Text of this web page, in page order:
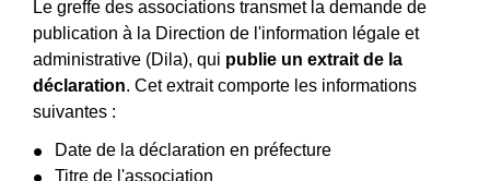
Le greffe des associations transmet la demande de
publication à la Direction de l'information légale et
administrative (Dila), qui publie un extrait de la
déclaration. Cet extrait comporte les informations
suivantes :
Date de la déclaration en préfecture
Titre de l'association